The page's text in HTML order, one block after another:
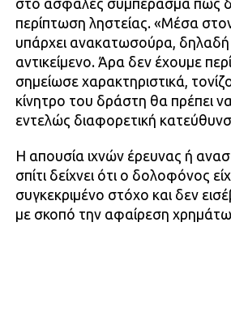
στο ασφαλές συμπέρασμα πως
περίπτωση ληστείας. «Μέσα
υπάρχει ανακατωσούρα, δηλαδή
αντικείμενο. Άρα δεν έχουμε
σημείωσε χαρακτηριστικά,
κίνητρο του δράστη θα πρέπει
εντελώς διαφορετική
Η απουσία ιχνών έρευνας ή
σπίτι δείχνει ότι ο δολοφόνος
συγκεκριμένο στόχο και δεν
με σκοπό την αφαίρεση